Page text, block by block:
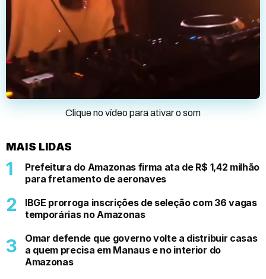
Clique no vídeo para ativar o som
MAIS LIDAS
Prefeitura do Amazonas firma ata de R$ 1,42 milhão
para fretamento de aeronaves
IBGE prorroga inscrições de seleção com 36 vagas
temporárias no Amazonas
Omar defende que governo volte a distribuir casas
a quem precisa em Manaus e no interior do
Amazonas